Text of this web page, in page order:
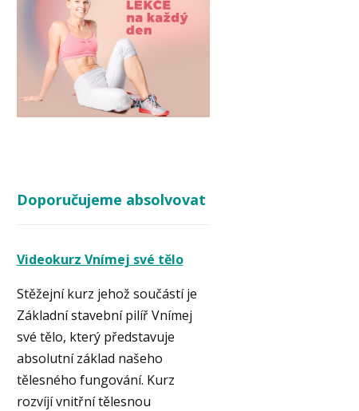
Doporučujeme absolvovat
Videokurz Vnímej své tělo
Stěžejní kurz jehož součástí je
Základní stavební pilíř Vnímej
své tělo, který představuje
absolutní základ našeho
tělesného fungování. Kurz
rozvíjí vnitřní tělesnou